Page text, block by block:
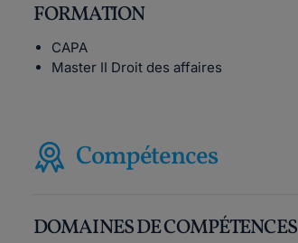
FORMATION
CAPA
Master II Droit des affaires
Compétences
DOMAINES DE COMPÉTENCES